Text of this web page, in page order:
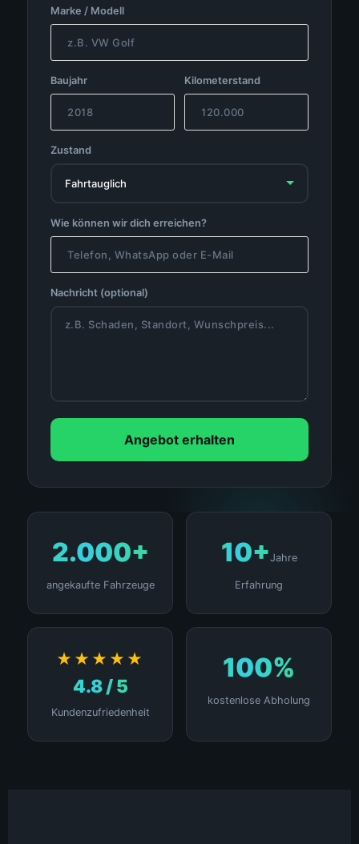
Marke / Modell
Baujahr Kilometerstand
Zustand
Wie können wir dich erreichen?
Nachricht (optional)
Angebot erhalten
2.000+
angekaufte Fahrzeuge
10+Jahre
Erfahrung
★★★★★
4.8 / 5
Kundenzufriedenheit
100%
kostenlose Abholung